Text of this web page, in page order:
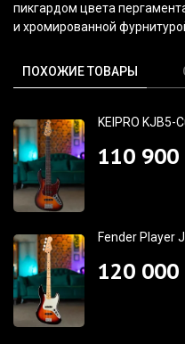
пикгардом цвета
и хромированной
ПОХОЖИЕ ТОВАРЫ
KEIPRO KJB5-
110 900
Fender Player
120 000